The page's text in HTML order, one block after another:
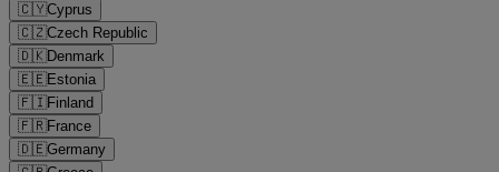
🇨🇾Cyprus
🇨🇿Czech Republic
🇩🇰Denmark
🇪🇪Estonia
🇫🇮Finland
🇫🇷France
🇩🇪Germany